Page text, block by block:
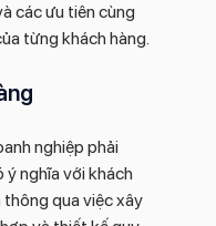
các ưu tiên cùng
từng khách hàng.
nghiệp phải
nghĩa với khách
qua việc xây